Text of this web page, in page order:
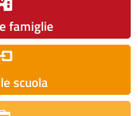
famiglie
scuola